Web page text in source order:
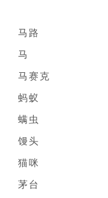
马路
马
马赛克
蚂蚁
螨虫
馒头
猫咪
茅台